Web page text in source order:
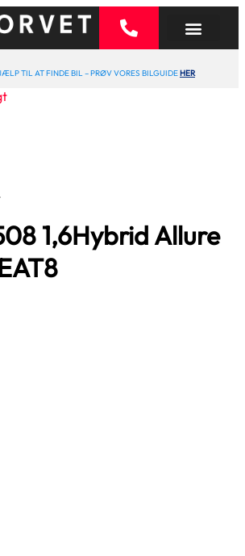
TIL AT FINDE BIL – PRØV VORES BILGUIDEHER
1,6Hybrid Allure